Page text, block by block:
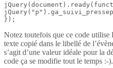
});
Notez toutefois que ce code utilise
texte copié dans le libellé de
s’agit d’une valeur idéale pour la
code ça se modifie tout le temps :-).